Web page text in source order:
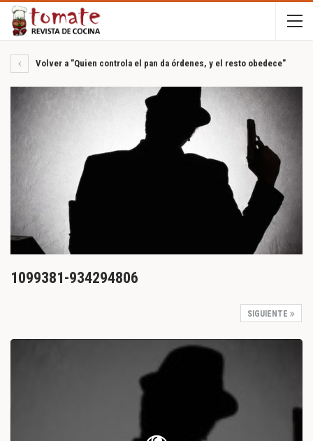
Volver a "Quien controla el pan da órdenes, y el resto obedece"
1099381-934294806
SIGUIENTE